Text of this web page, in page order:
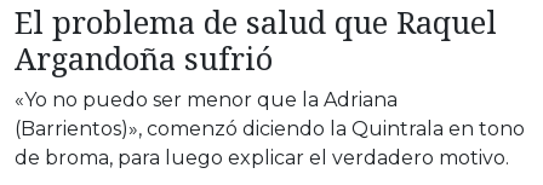
El problema de salud que Raquel
Argandoña sufrió
«Yo no puedo ser menor que la Adriana
(Barrientos)», comenzó diciendo la Quintrala en tono
de broma, para luego explicar el verdadero motivo.